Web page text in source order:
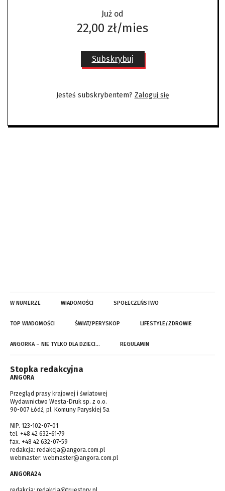
Już od
22,00 zł/mies
Subskrybuj
Jesteś subskrybentem? Zaloguj się
W NUMERZE WIADOMOŚCI SPOŁECZEŃSTWO
TOP WIADOMOŚCI ŚWIAT/PERYSKOP LIFESTYLE/ZDROWIE
ANGORKA – NIE TYLKO DLA DZIECI… REGULAMIN
Stopka redakcyjna
ANGORA
Przegląd prasy krajowej i światowej
Wydawnictwo Westa-Druk sp. z o.o.
90-007 Łódź, pl. Komuny Paryskiej 5a
NIP. 123-102-07-01
tel. +48 42 632-61-79
fax. +48 42 632-07-59
redakcja: redakcja@angora.com.pl
webmaster: webmaster@angora.com.pl
ANGORA24